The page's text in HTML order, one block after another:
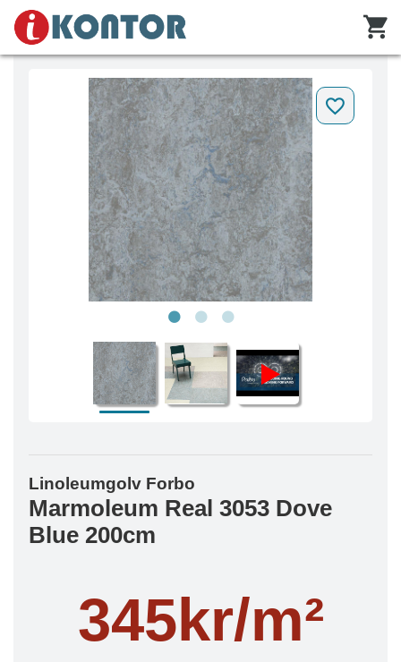
Linoleumgolv Forbo
Marmoleum Real 3053 Dove
Blue 200cm
345kr/m²